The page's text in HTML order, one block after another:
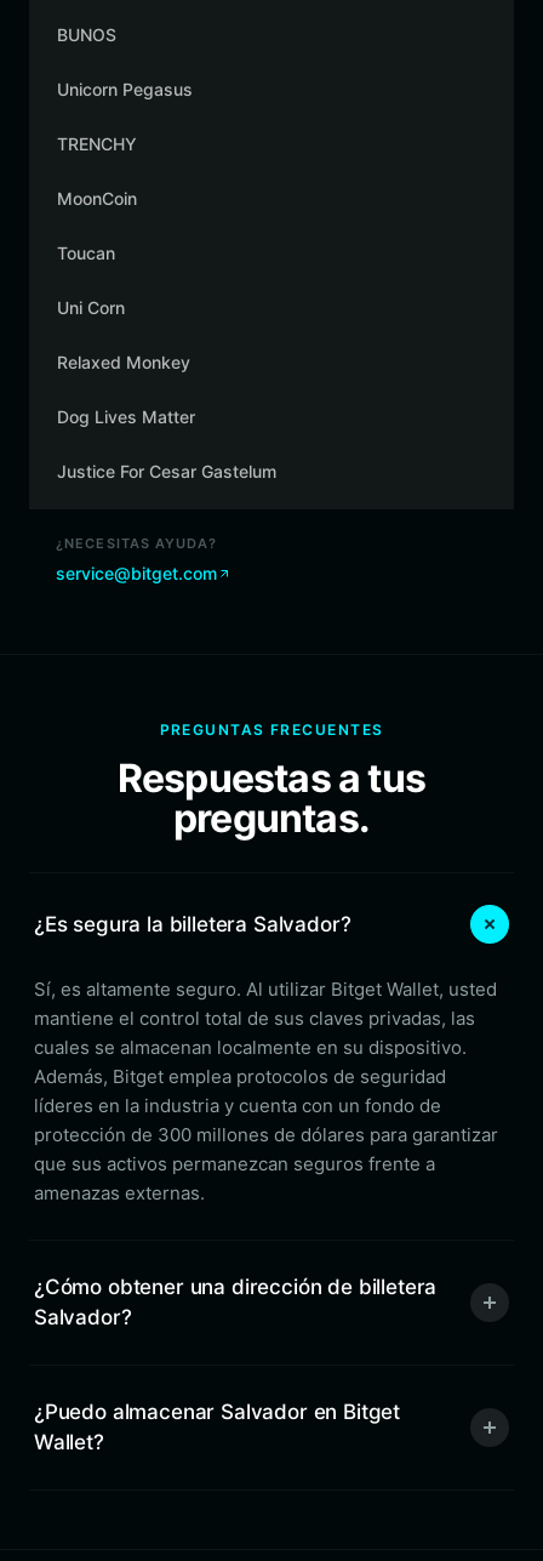
BUNOS
Unicorn Pegasus
TRENCHY
MoonCoin
Toucan
Uni Corn
Relaxed Monkey
Dog Lives Matter
Justice For Cesar Gastelum
¿NECESITAS AYUDA?
service@bitget.com
PREGUNTAS FRECUENTES
Respuestas a tus
preguntas.
¿Es segura la billetera Salvador?
Sí, es altamente seguro. Al utilizar Bitget Wallet, usted
mantiene el control total de sus claves privadas, las
cuales se almacenan localmente en su dispositivo.
Además, Bitget emplea protocolos de seguridad
líderes en la industria y cuenta con un fondo de
protección de 300 millones de dólares para garantizar
que sus activos permanezcan seguros frente a
amenazas externas.
¿Cómo obtener una dirección de billetera
Salvador?
¿Puedo almacenar Salvador en Bitget
Wallet?